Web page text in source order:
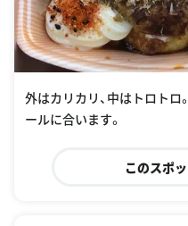
外はカリカリ、中はトロト
ールに合います。
このスポ